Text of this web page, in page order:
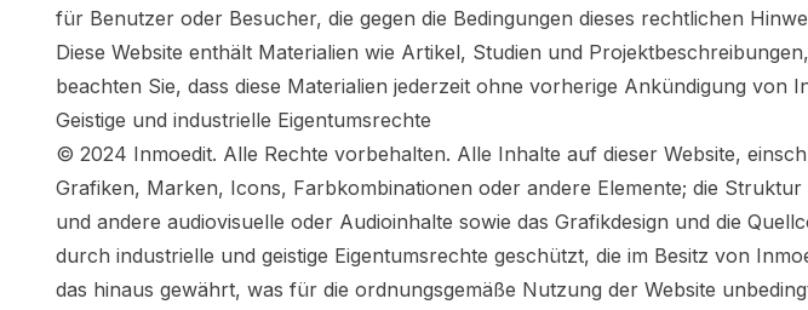
für Benutzer oder Besucher, die gegen die Bedingungen dieses rechtlichen
Diese Website enthält Materialien wie Artikel, Studien und
beachten Sie, dass diese Materialien jederzeit ohne vorherige Ankündigung
Geistige und industrielle Eigentumsrechte
© 2024 Inmoedit. Alle Rechte vorbehalten. Alle Inhalte auf dieser Website,
Grafiken, Marken, Icons, Farbkombinationen oder andere Elemente; die
und andere audiovisuelle oder Audioinhalte sowie das Grafikdesign und die
durch industrielle und geistige Eigentumsrechte geschützt, die im Besitz von
das hinaus gewährt, was für die ordnungsgemäße Nutzung der Website